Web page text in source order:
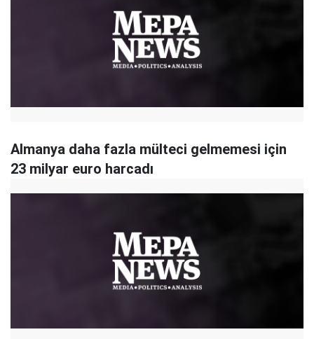
Almanya daha fazla mülteci gelmemesi için
23 milyar euro harcadı